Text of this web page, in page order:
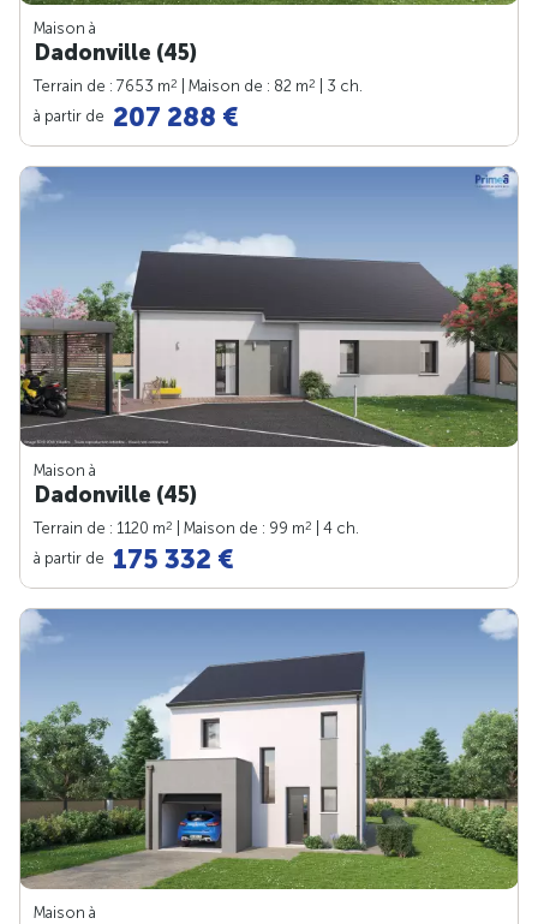
Maison à
Dadonville (45)
Terrain de : 7653 m2 | Maison de : 82 m2
| 3 ch.
à partir de 207 288 €
Maison à
Dadonville (45)
Terrain de : 1120 m2 | Maison de : 99 m2
| 4 ch.
à partir de 175 332 €
Maison à